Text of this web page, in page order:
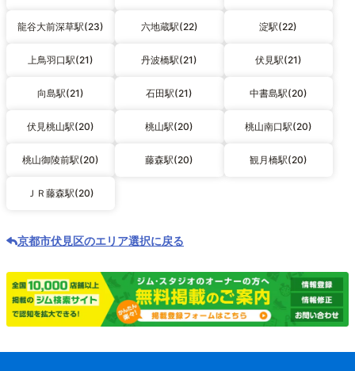
龍谷大前深草駅(23) 六地蔵駅(22) 淀駅(22)
上鳥羽口駅(21) 丹波橋駅(21) 伏見駅(21)
向島駅(21) 石田駅(21) 中書島駅(20)
伏見桃山駅(20) 桃山駅(20) 桃山南口駅(20)
桃山御陵前駅(20) 藤森駅(20) 観月橋駅(20)
ＪＲ藤森駅(20)
京都市伏見区のエリア選択に戻る